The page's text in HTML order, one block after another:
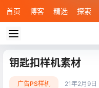
首页 博客 精选 探索
钥匙扣样机素材
广告PS样机 21年2月9日